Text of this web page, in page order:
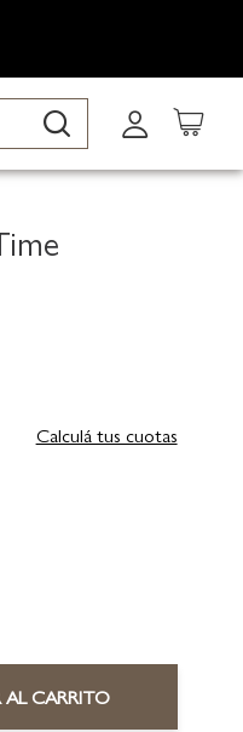
Buscar
Calculá tus cuotas
CARRITO